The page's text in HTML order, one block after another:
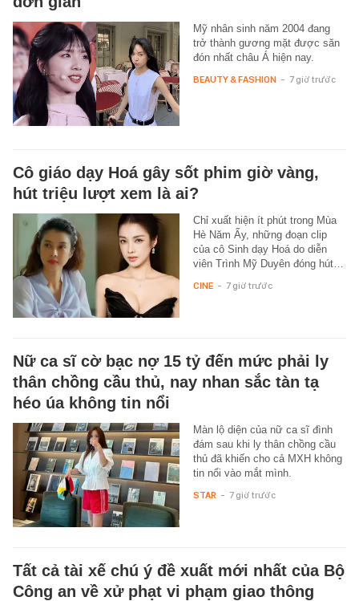
Mỹ nhân sinh năm 2004 đang
trở thành gương mặt được săn
đón nhất châu Á hiện nay.
BEAUTY & FASHION - 7 giờ trước
Cô giáo dạy Hoá gây sốt phim giờ vàng,
hút triệu lượt xem là ai?
Chỉ xuất hiện ít phút trong Mùa
Hè Năm Ấy, những đoạn clip
của cô Sinh dạy Hoá do diễn
viên Trình Mỹ Duyên đóng hút…
CINE - 7 giờ trước
Nữ ca sĩ cờ bạc nợ 15 tỷ đến mức phải ly
thân chồng cầu thủ, nay nhan sắc tàn tạ
héo úa không tin nổi
Màn lộ diện của nữ ca sĩ đình
đám sau khi ly thân chồng cầu
thủ đã khiến cho cả MXH không
tin nổi vào mắt mình.
STAR - 7 giờ trước
Tất cả tài xế chú ý đề xuất mới nhất của Bộ
Công an về xử phạt vi phạm giao thông